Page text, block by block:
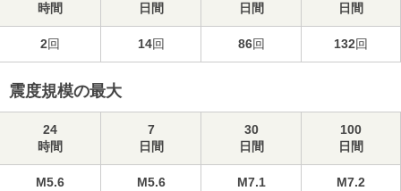
時間
日間
日間
日間
2回 14回 86回 132回
震度規模の最大
24
時間
7
日間
30
日間
100
日間
M5.6
M5.6
M7.1
M7.2